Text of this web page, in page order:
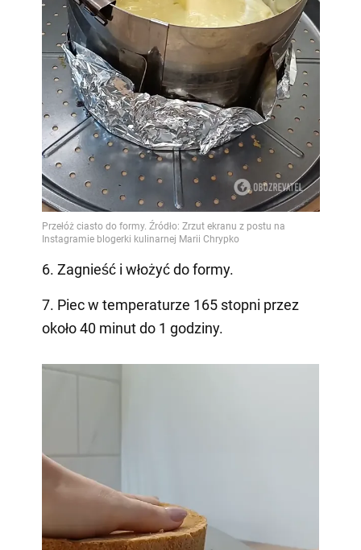
6. Zagnieść i włożyć do formy.
7. Piec w temperaturze 165 stopni przez
około 40 minut do 1 godziny.